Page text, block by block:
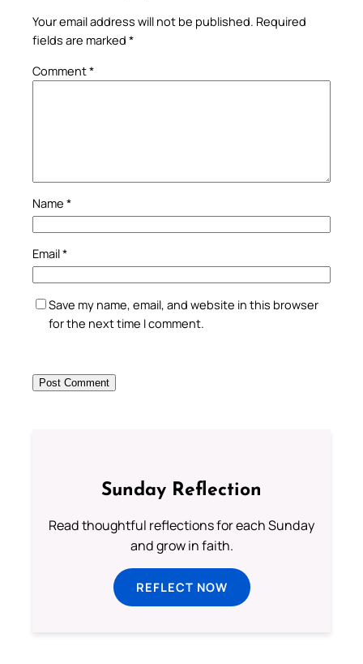
Your email address will not be published. Required
fields are marked *
Comment*
Name *
Email*
Save my name, email, and website in this browser
for the next time I comment.
Sunday Reflection
Read thoughtful reflections for each Sunday
and grow in faith.
REFLECT NOW